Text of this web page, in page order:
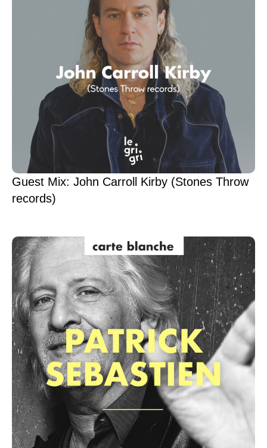
Guest Mix: John Carroll Kirby (Stones Throw
records)